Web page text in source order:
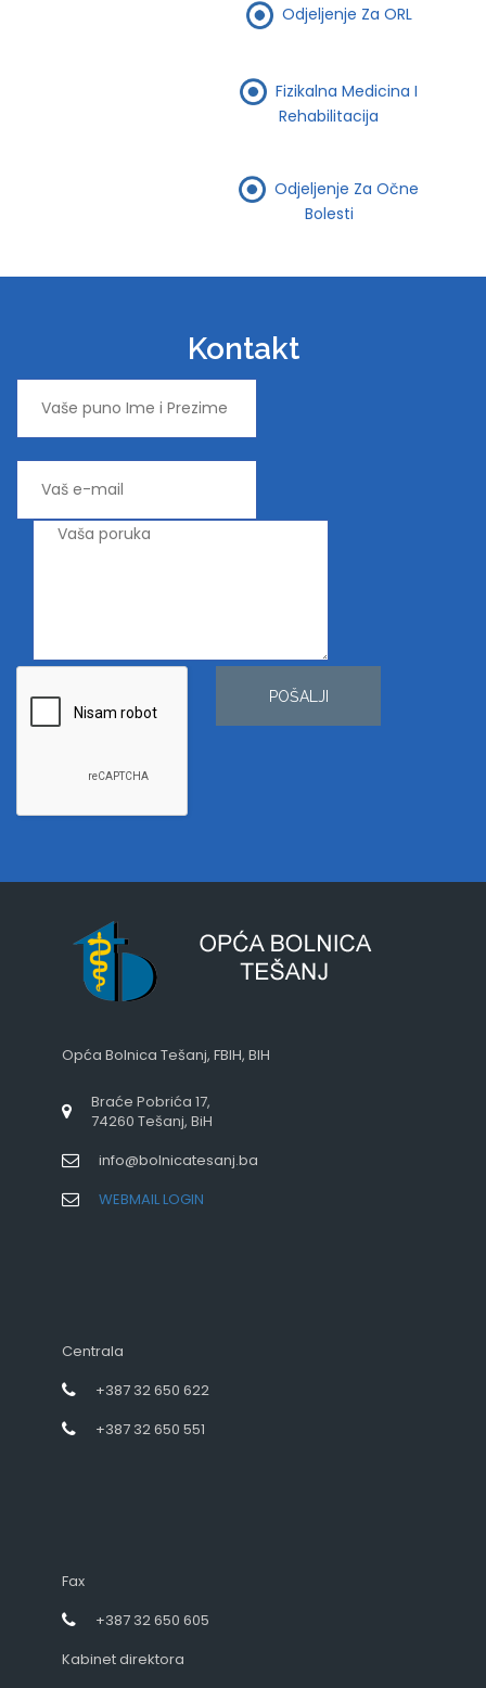
Odjeljenje Za ORL
Fizikalna Medicina I
Rehabilitacija
Odjeljenje Za Očne
Bolesti
Kontakt
POŠALJI
Opća Bolnica Tešanj, FBIH, BIH
Braće Pobrića 17,
74260 Tešanj, BiH
info@bolnicatesanj.ba
WEBMAIL LOGIN
Centrala
+387 32 650 622
+387 32 650 551
Fax
+387 32 650 605
Kabinet direktora